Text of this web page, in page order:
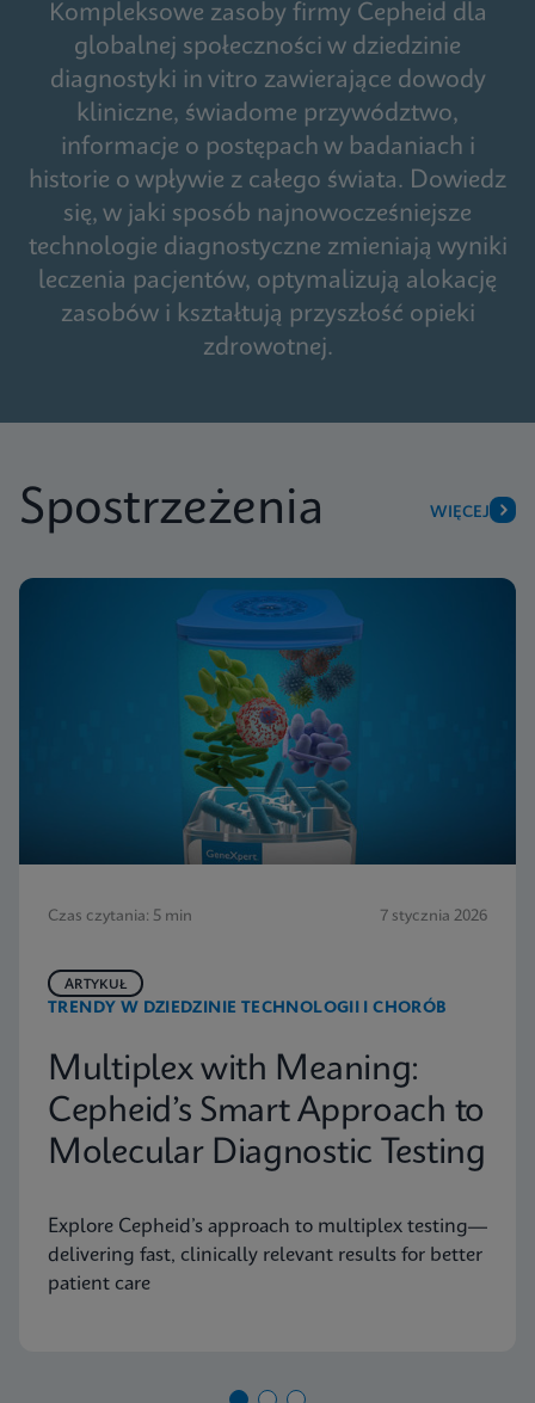
Kompleksowe zasoby firmy Cepheid dla
globalnej społeczności w dziedzinie
diagnostyki in vitro zawierające dowody
kliniczne, świadome przywództwo,
informacje o postępach w badaniach i
historie o wpływie z całego świata. Dowiedz
się, w jaki sposób najnowocześniejsze
technologie diagnostyczne zmieniają wyniki
leczenia pacjentów, optymalizują alokację
zasobów i kształtują przyszłość opieki
zdrowotnej.
Spostrzeżenia WIĘCEJ
Czas czytania: 5 min 7 stycznia 2026
TRENDY W DZIEDZINIE TECHNOLOGII I CHORÓB
ARTYKUŁ
Multiplex with Meaning:
Cepheid’s Smart Approach to
Molecular Diagnostic Testing
Explore Cepheid’s approach to multiplex testing—
delivering fast, clinically relevant results for better
patient care